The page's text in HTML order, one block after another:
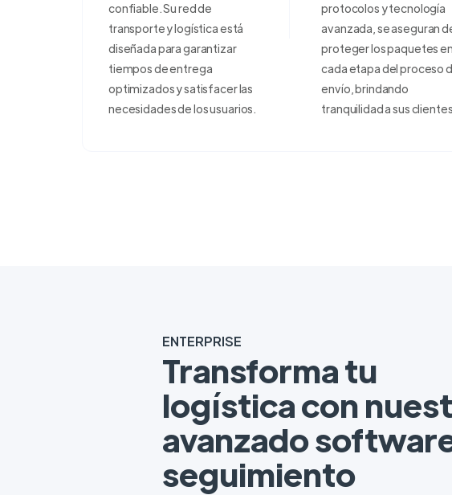
confiable. Su red de
transporte y logística está
diseñada para garantizar
tiempos de entrega
optimizados y satisfacer las
necesidades de los usuarios.
protocolos y tecnología
avanzada, se aseguran
proteger los paquetes en
cada etapa del proceso
envío, brindando
tranquilidad a sus
ENTERPRISE
Transforma tu
logística con
avanzado
seguimiento